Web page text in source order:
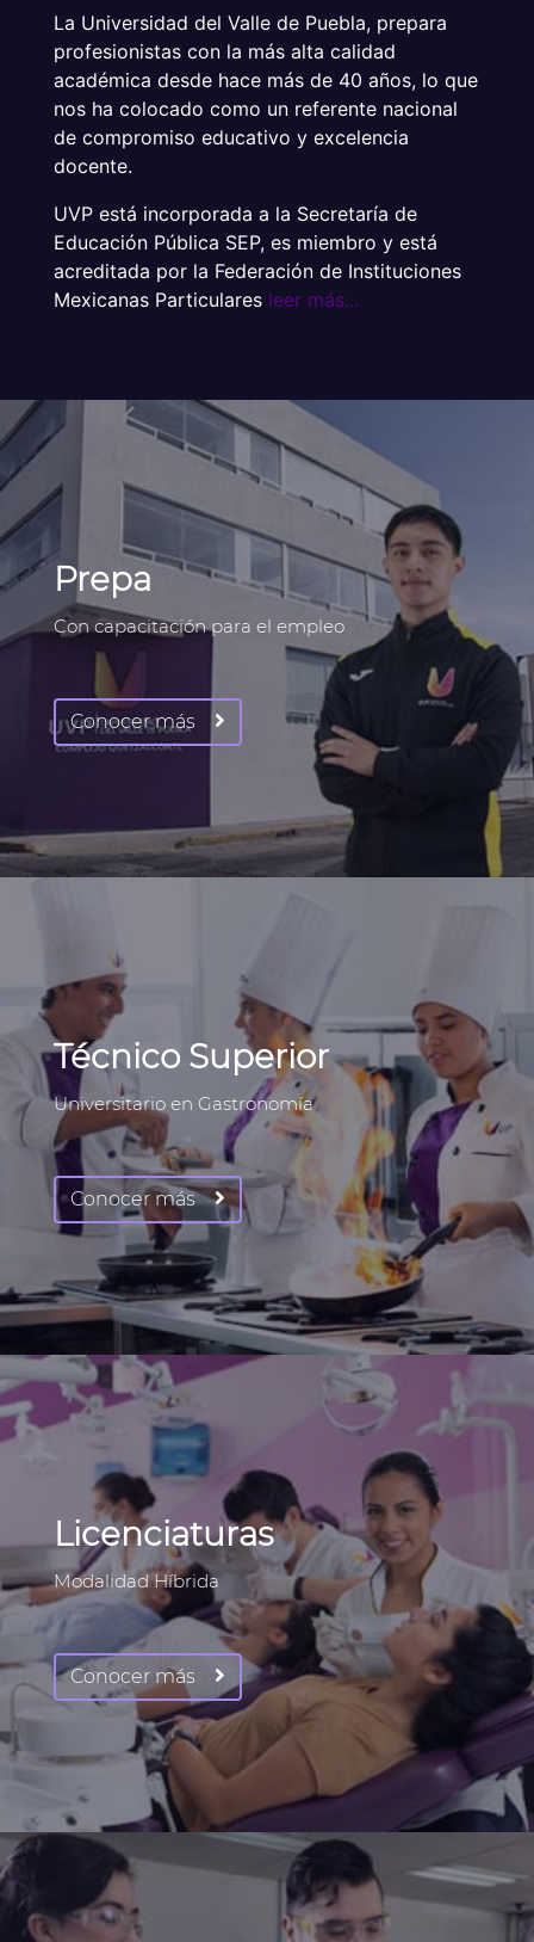
La Universidad del Valle de Puebla, prepara
profesionistas con la más alta calidad
académica desde hace más de 40 años, lo que
nos ha colocado como un referente nacional
de compromiso educativo y excelencia
docente.
UVP está incorporada a la Secretaría de
Educación Pública SEP, es miembro y está
acreditada por la Federación de Instituciones
Mexicanas Particulares leer más...
Prepa
Con capacitación para el empleo
Conocer más
Técnico Superior
Universitario en Gastronomía
Conocer más
Licenciaturas
Modalidad Híbrida
Conocer más